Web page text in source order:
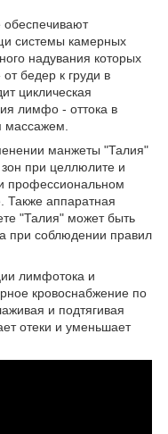
системы камерных
надувания которых
бедер к груди в
циклическая
лимфо - оттока в
массажем.
манжеты "Талия"
при целлюлите и
профессиональном
Также аппаратная
"Талия" может быть
при соблюдении правил
лимфотока и
кровоснабжение по
и подтягивая
отеки и уменьшает